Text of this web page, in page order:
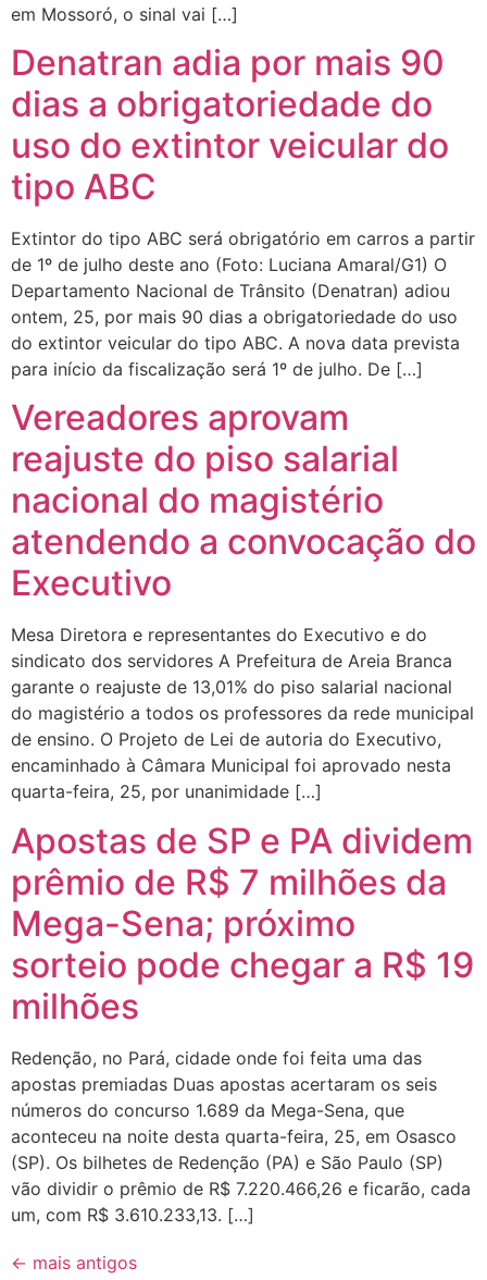
em Mossoró, o sinal vai […]
Denatran adia por mais 90
dias a obrigatoriedade do
uso do extintor veicular do
tipo ABC
Extintor do tipo ABC será obrigatório em carros a partir
de 1º de julho deste ano (Foto: Luciana Amaral/G1) O
Departamento Nacional de Trânsito (Denatran) adiou
ontem, 25, por mais 90 dias a obrigatoriedade do uso
do extintor veicular do tipo ABC. A nova data prevista
para início da fiscalização será 1º de julho. De […]
Vereadores aprovam
reajuste do piso salarial
nacional do magistério
atendendo a convocação do
Executivo
Mesa Diretora e representantes do Executivo e do
sindicato dos servidores A Prefeitura de Areia Branca
garante o reajuste de 13,01% do piso salarial nacional
do magistério a todos os professores da rede municipal
de ensino. O Projeto de Lei de autoria do Executivo,
encaminhado à Câmara Municipal foi aprovado nesta
quarta-feira, 25, por unanimidade […]
Apostas de SP e PA dividem
prêmio de R$ 7 milhões da
Mega-Sena; próximo
sorteio pode chegar a R$ 19
milhões
Redenção, no Pará, cidade onde foi feita uma das
apostas premiadas Duas apostas acertaram os seis
números do concurso 1.689 da Mega-Sena, que
aconteceu na noite desta quarta-feira, 25, em Osasco
(SP). Os bilhetes de Redenção (PA) e São Paulo (SP)
vão dividir o prêmio de R$ 7.220.466,26 e ficarão, cada
um, com R$ 3.610.233,13. […]
← mais antigos